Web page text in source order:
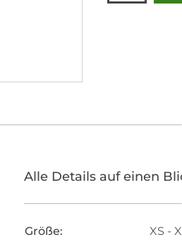
Alle Details auf einen
Größe:
XS -